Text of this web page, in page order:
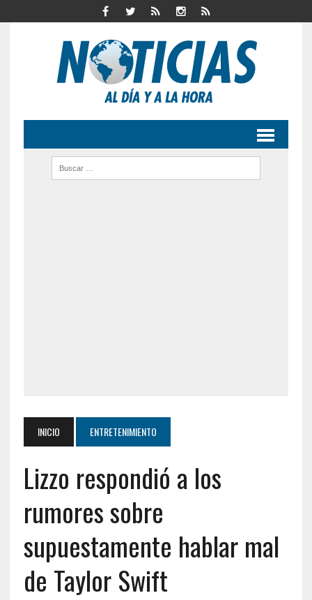
INICIO ENTRETENIMIENTO
Lizzo respondió a los
rumores sobre
supuestamente hablar mal
de Taylor Swift